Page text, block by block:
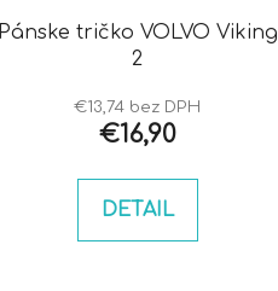
Pánske tričko VOLVO Viking
2
€13,74 bez DPH
€16,90
DETAIL